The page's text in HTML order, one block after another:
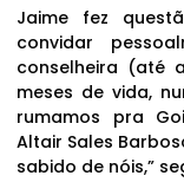
Jaime fez
convidar
conselheira (até
meses de vida,
rumamos pra
Altair Sales
sabido de nóis,”